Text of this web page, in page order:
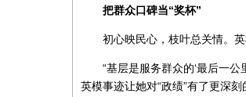
把群众口碑当“奖杯”
初心映民心，枝叶总关情。
“基层是服务群众的‘最后一
英模事迹让她对“政绩”有了更深